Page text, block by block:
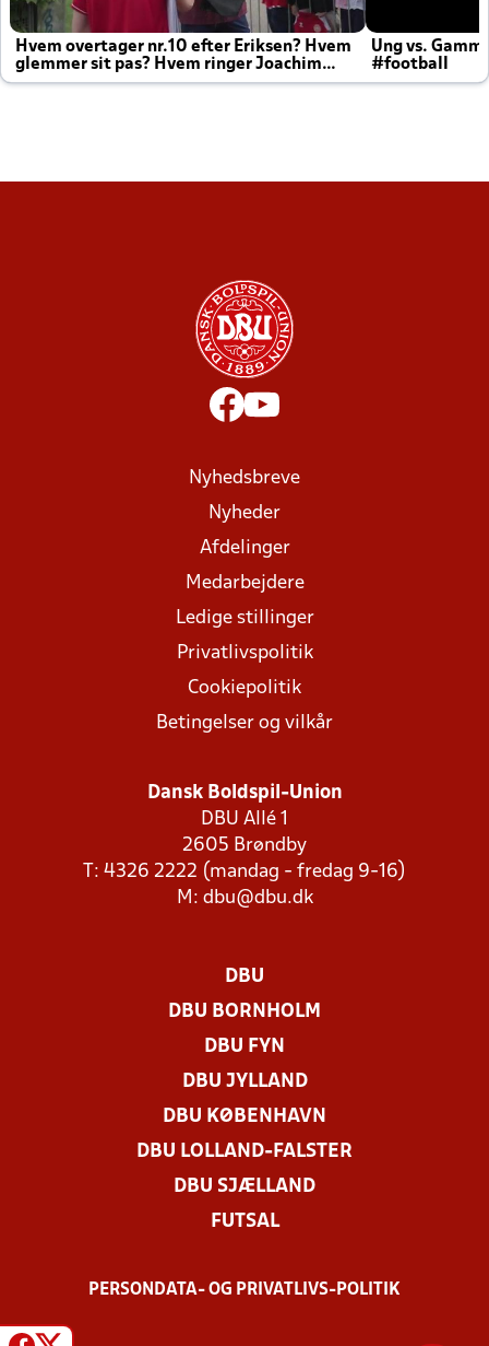
Hvem overtager nr.10 efter Eriksen? Hvem
glemmer sit pas? Hvem ringer Joachim
altid til efter kampe?
Ung vs.
#football
Nyhedsbreve
Nyheder
Afdelinger
Medarbejdere
Ledige stillinger
Privatlivspolitik
Cookiepolitik
Betingelser og vilkår
Dansk Boldspil-Union
DBU Allé 1
2605 Brøndby
T: 4326 2222 (mandag - fredag 9-16)
M: dbu@dbu.dk
DBU
DBU BORNHOLM
DBU FYN
DBU JYLLAND
DBU KØBENHAVN
DBU LOLLAND-FALSTER
DBU SJÆLLAND
FUTSAL
PERSONDATA- OG PRIVATLIVS-POLITIK